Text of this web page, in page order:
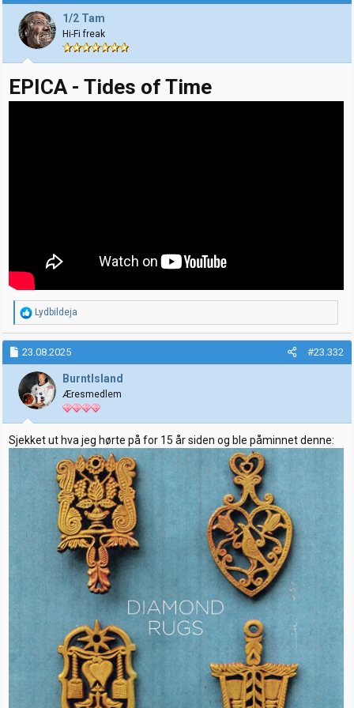
j
o
n
e
r
:
1/2 Tam
Hi-Fi freak
EPICA - Tides of Time
R
e
a
k
s
j
o
n
e
r
:
Lydbildeja
23.08.2025 #23.332
BurntIsland
Æresmedlem
Sjekket ut hva jeg hørte på for 15 år siden og ble påminnet denne: